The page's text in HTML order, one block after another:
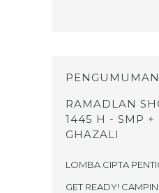
PENGUMUMAN
RAMADLAN
1445 H - SMP +
GHAZALI
LOMBA CIPTA
GET READY!